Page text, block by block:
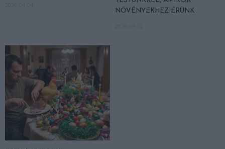
NÖVÉNYEKHEZ ÉRÜNK